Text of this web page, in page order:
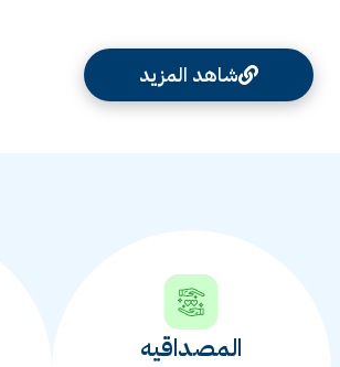
شاهد المزيد
المصداقيه